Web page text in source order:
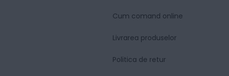
Cum comand online
Livrarea produselor
Politica de retur